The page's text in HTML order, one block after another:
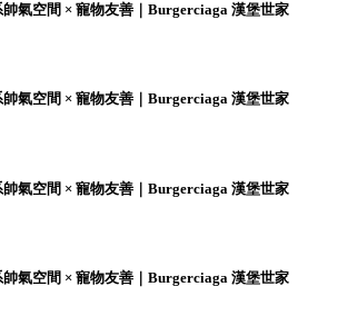
氣空間 × 寵物友善｜Burgerciaga 漢堡世家
氣空間 × 寵物友善｜Burgerciaga 漢堡世家
氣空間 × 寵物友善｜Burgerciaga 漢堡世家
氣空間 × 寵物友善｜Burgerciaga 漢堡世家